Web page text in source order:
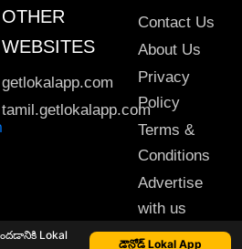
Lokal
డౌన్లోడ్ Lokal App
OTHER
WEBSITES
getlokalapp.com
tamil.getlokalapp.com
Contact Us
About Us
Privacy
Policy
Terms &
Conditions
Advertise
with us
Sitemap